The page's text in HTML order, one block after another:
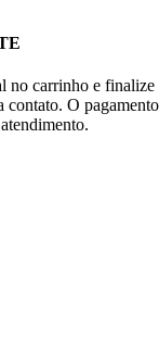
no carrinho e finalize
contato. O